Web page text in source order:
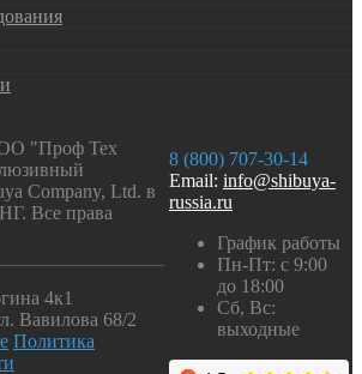
"Проф Тех
Company, Ltd. в
Все права
4к1
Вавилова 68/2
Политика
8 (800) 707-30-14
Email: info@shibuya-
russia.ru
График работы
Пн-Пт: с 9:00
до 18:00
Сб, Вс:
выходные